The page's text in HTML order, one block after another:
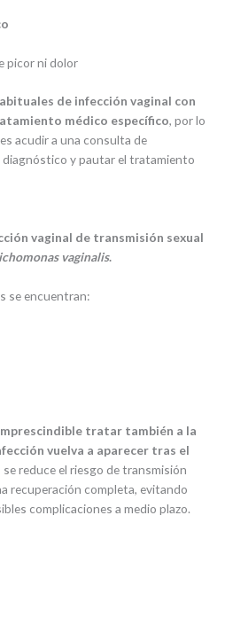
picor ni dolor
de infección vaginal con
médico específico, por lo
acudir a una consulta de
diagnóstico y pautar el tratamiento
vaginal de transmisión sexual
vaginalis.
se encuentran:
tratar también a la
vuelva a aparecer tras el
se reduce el riesgo de transmisión
recuperación completa, evitando
complicaciones a medio plazo.